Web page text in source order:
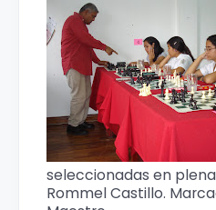
seleccionadas en
Rommel Castillo.